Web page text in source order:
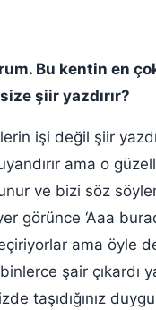
Bu kentin en
şiir yazdırır?
işi değil şiir
ama o
ve bizi söz
görünce ‘Aaa
ama öyle
şair çıkardı
taşıdığınız